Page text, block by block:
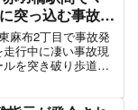
May 23,